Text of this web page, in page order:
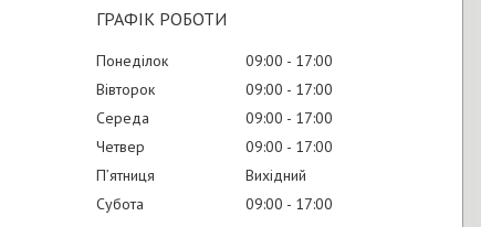
ГРАФІК РОБОТИ
Понеділок 09:00
17:00
Вівторок
09:00
17:00
Середа
09:00
17:00
Четвер
09:00
17:00
Пʼятниця
Вихідний
Субота
09:00
17:00